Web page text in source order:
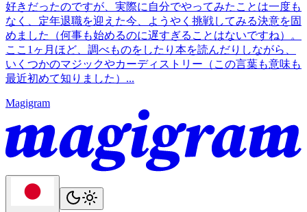
好きだったのですが、実際に自分でやってみたことは一度も
なく、定年退職を迎えた今、ようやく挑戦してみる決意を固
めました（何事も始めるのに遅すぎることはないですね）。
ここ1ヶ月ほど、調べものをしたり本を読んだりしながら、
いくつかのマジックやカーディストリー（この言葉も意味も
最近初めて知りました）...
Magigram